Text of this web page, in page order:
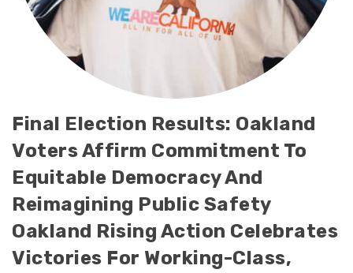
Final Election Results: Oakland
Voters Affirm Commitment To
Equitable Democracy And
Reimagining Public Safety
Oakland Rising Action Celebrates
Victories For Working-Class,